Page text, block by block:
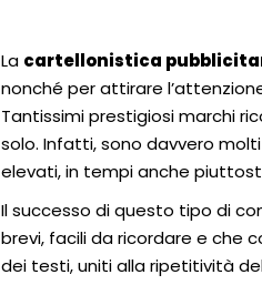
La cartellonistica
nonché per attirare
Tantissimi prestigiosi marchi
solo. Infatti, sono davvero
elevati, in tempi anche
Il successo di questo tipo di
brevi, facili da ricordare e che
dei testi, uniti alla ripetitività